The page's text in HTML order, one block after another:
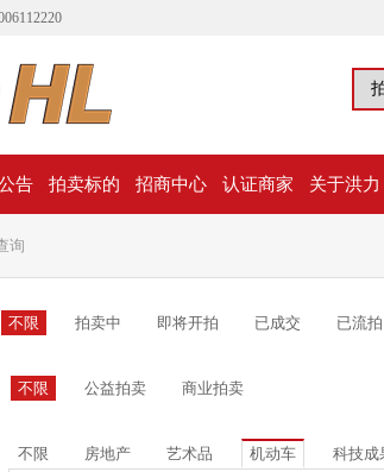
告 拍卖标的 招商中心 认证商家 关于洪力
询
不限 拍卖中 即将开拍 已成交 已流拍
不限 公益拍卖 商业拍卖
不限 房地产 艺术品 机动车 科技成